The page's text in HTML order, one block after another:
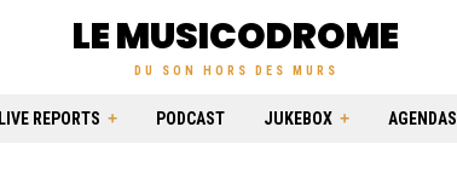
LE MUSICODROME
DU SON HORS DES MURS
LIVE REPORTS PODCAST JUKEBOX AGENDAS